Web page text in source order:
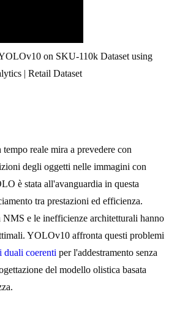
on SKU-110k Dataset using
| Retail Dataset
reale mira a prevedere con
degli oggetti nelle immagini con
è stata all'avanguardia in questa
tra prestazioni ed efficienza.
NMS e le inefficienze architetturali hanno
YOLOv10 affronta questi problemi
duali coerenti per l'addestramento senza
del modello olistica basata